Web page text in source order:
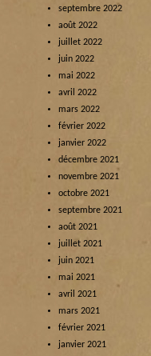
septembre 2022
août 2022
juillet 2022
juin 2022
mai 2022
avril 2022
mars 2022
février 2022
janvier 2022
décembre 2021
novembre 2021
octobre 2021
septembre 2021
août 2021
juillet 2021
juin 2021
mai 2021
avril 2021
mars 2021
février 2021
janvier 2021